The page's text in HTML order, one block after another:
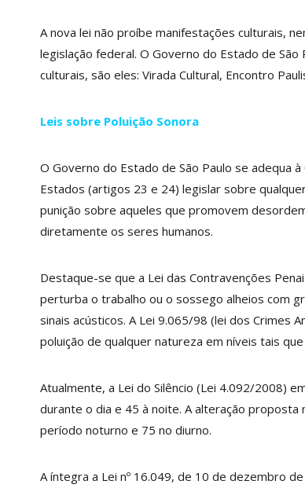
A nova lei não proíbe manifestações culturais,
legislação federal. O Governo do Estado de
culturais, são eles: Virada Cultural, Encontro
Leis sobre Poluição Sonora
O Governo do Estado de São Paulo se adequa
Estados (artigos 23 e 24) legislar sobre
punição sobre aqueles que promovem
diretamente os seres humanos.
Destaque-se que a Lei das Contravenções
perturba o trabalho ou o sossego alheios com
sinais acústicos. A Lei 9.065/98 (lei dos Crimes
poluição de qualquer natureza em níveis tais
Atualmente, a Lei do Silêncio (Lei 4.092/2008)
durante o dia e 45 à noite. A alteração
período noturno e 75 no diurno.
A íntegra a Lei nº 16.049, de 10 de dezembro